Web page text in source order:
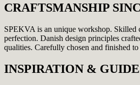
CRAFTSMANSHIP
SPEKVA is an unique workshop. Skilled
perfection. Danish design principles
qualities. Carefully chosen and finished
INSPIRATION &